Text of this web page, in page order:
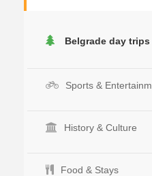
Belgrade day trips
Sports &
History & Culture
Food & Stays